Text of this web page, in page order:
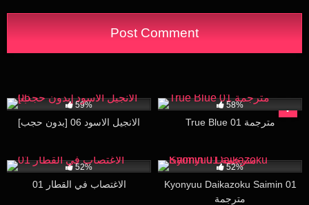
59%
[بدون حجب] الانجيل الاسود 06
58%
True Blue 01 مترجمة
52%
الاغتصاب في القطار 01
52%
Kyonyuu Daikazoku Saimin 01
مترجمة